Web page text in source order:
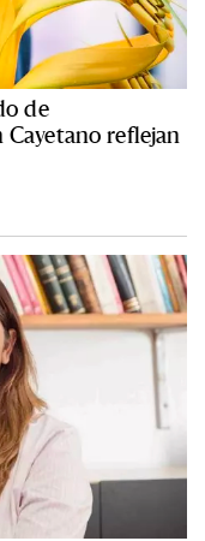
de
Cayetano reflejan